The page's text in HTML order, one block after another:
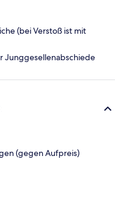
(bei Verstoß ist mit
Junggesellenabschiede
(gegen Aufpreis)